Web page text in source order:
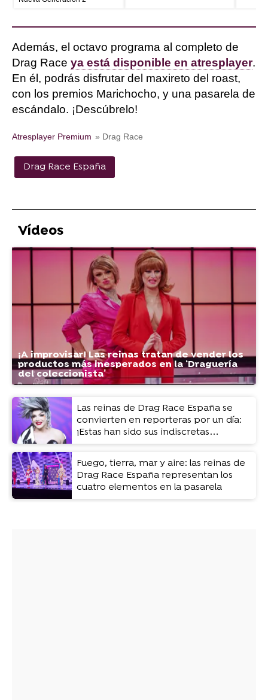
Además, el octavo programa al completo de
Drag Race ya está disponible en atresplayer.
En él, podrás disfrutar del maxireto del roast,
con los premios Marichocho, y una pasarela de
escándalo. ¡Descúbrelo!
Atresplayer Premium » Drag Race
Drag Race España
Vídeos
¡A improvisar! Las reinas tratan de vender los
productos más inesperados en la ‘Draguería
del coleccionista’
Las reinas de Drag Race España se
convierten en reporteras por un día:
¡Estas han sido sus indiscretas
preguntas!
Fuego, tierra, mar y aire: las reinas de
Drag Race España representan los
cuatro elementos en la pasarela